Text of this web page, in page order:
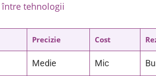
tehnologii
Precizie Cost
Medie Mic